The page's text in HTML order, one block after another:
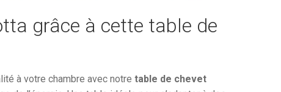
grâce à cette table de
à votre chambre avec notre table de chevet